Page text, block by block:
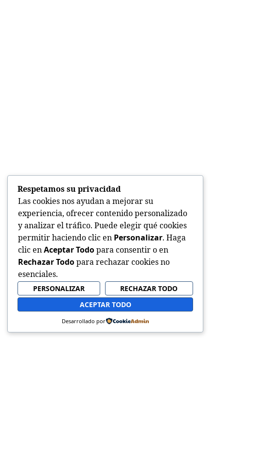
Respetamos su privacidad
Las cookies nos ayudan a mejorar su
experiencia, ofrecer contenido personalizado
y analizar el tráfico. Puede elegir qué cookies
permitir haciendo clic en Personalizar. Haga
clic enAceptar Todopara consentir o en
Rechazar Todopara rechazar cookies no
esenciales.
PERSONALIZAR
RECHAZAR TODO
ACEPTAR TODO
Desarrollado por